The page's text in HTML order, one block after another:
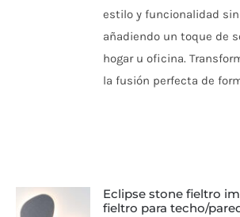
PRODUCTO
estilo y funcionalidad
añadiendo un toque de
hogar u oficina.
la fusión perfecta de
eclipse stone fieltro imdi – aplique de
fieltro para techo/